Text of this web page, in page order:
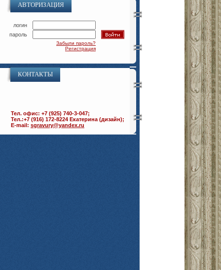
АВТОРИЗАЦИЯ
логин
пароль
Забыли пароль?
Регистрация
КОНТАКТЫ
Тел. офис: +7 (925) 740-3-047;
Тел.:+7 (916) 172-8224 Екатерина (дизайн);
E-mail: sgravury@yandex.ru